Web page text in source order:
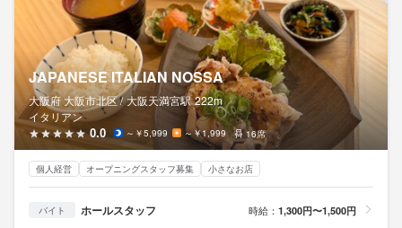
JAPANESE ITALIAN NOSSA
大阪府 大阪市北区 / 大阪天満宮駅 222m
イタリアン
0.0 ～￥5,999 ～￥1,999 16席
個人経営 オープニングスタッフ募集 小さなお店
バイト ホールスタッフ 時給： 1,300円〜1,500円
店名
BRIANZA OSAKA
勤務地
大阪府大阪市北区大深町5-54 グラングリーン大阪 南館 3F
法人名・事業者名
お店の採用担当者からのメッセージ
★採用担当者からのメッセージ★
￣￣Ｖ￣￣￣￣￣￣￣￣￣￣￣￣
価格帯に合わせた調理・接客スキルや、人・モノ・カネの知識な
ど、当社は多くの学びに満ちた環境だと自負しています。
豊富な経験を持つ当社には、活躍できるステージが多数ありま
す！個々の希望や頑張りに応じた選択肢をご用意し、大手企業グ
法人名・事業者名
株式会社Signal
最終更新日2026/05/29
豊富な経験を持つ当社には、活躍できるステージが多数ありま
す！個々の希望や頑張りに応じた選択肢をご用意し、大手企業グ
ループの健全な労働環境で、あなたの夢の実現をサポートしま
す。
少しでもご興味をお持ちいただけましたら、まずは一度お話しし
てみませんか？ご応募お待ちしております。